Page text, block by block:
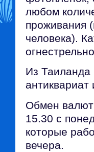
любом
проживания
человека).
Из Таиланда
Обмен
15.30 с
которые
вечера.